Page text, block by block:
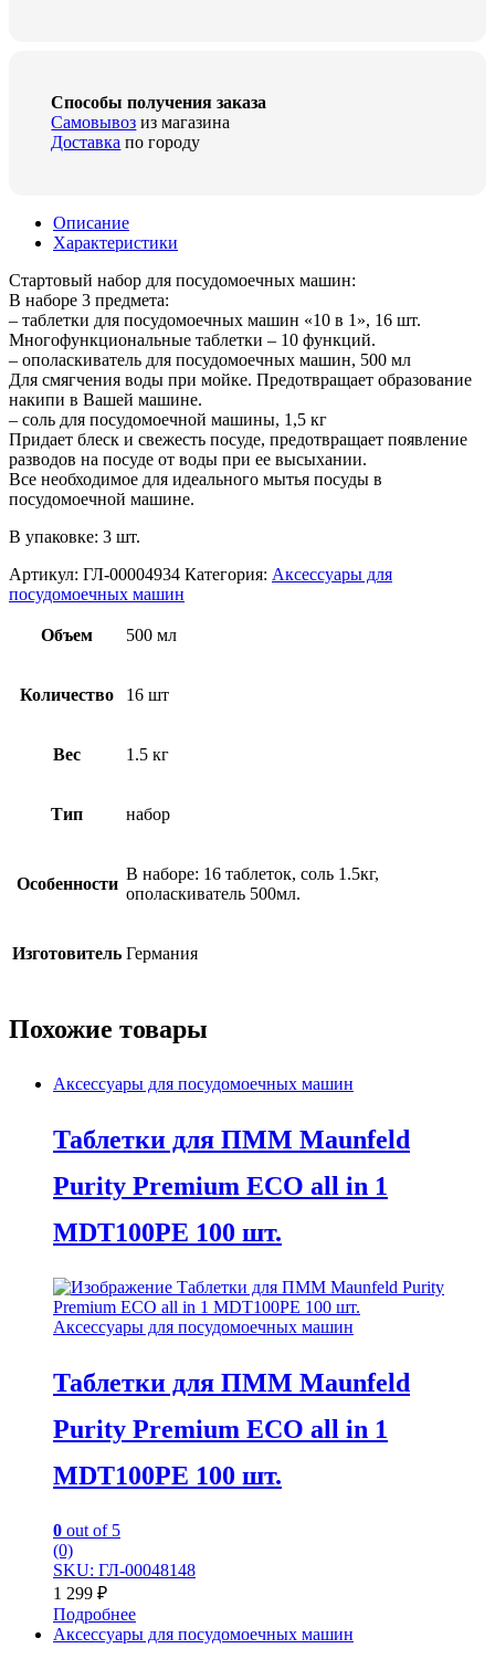
Способы получения заказа
Самовывоз из магазина
Доставка по городу
Описание
Характеристики
Стартовый набор для посудомоечных машин:
В наборе 3 предмета:
– таблетки для посудомоечных машин «10 в 1», 16 шт.
Многофункциональные таблетки – 10 функций.
– ополаскиватель для посудомоечных машин, 500 мл
Для смягчения воды при мойке. Предотвращает образование
накипи в Вашей машине.
– соль для посудомоечной машины, 1,5 кг
Придает блеск и свежесть посуде, предотвращает появление
разводов на посуде от воды при ее высыхании.
Все необходимое для идеального мытья посуды в
посудомоечной машине.
В упаковке: 3 шт.
Артикул: ГЛ-00004934 Категория: Аксессуары для
посудомоечных машин
Объем 500 мл
Количество 16 шт
Вес 1.5 кг
Тип набор
Особенности
В наборе: 16 таблеток, соль 1.5кг,
ополаскиватель 500мл.
Изготовитель Германия
Похожие товары
Аксессуары для посудомоечных машин
Таблетки для ПММ Maunfeld
Purity Premium ECO all in 1
MDT100PE 100 шт.
Аксессуары для посудомоечных машин
Таблетки для ПММ Maunfeld
Purity Premium ECO all in 1
MDT100PE 100 шт.
0 out of 5
(0)
SKU: ГЛ-00048148
1 299 ₽
Подробнее
Аксессуары для посудомоечных машин